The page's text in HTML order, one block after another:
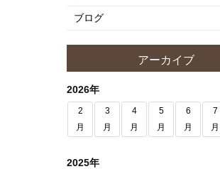
ブログ
アーカイブ
2026年
2
月
3
月
4
月
5
月
6
月
7
月
2025年